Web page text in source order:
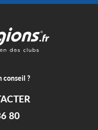
conseil ?
80